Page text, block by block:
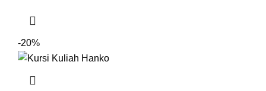
-20%